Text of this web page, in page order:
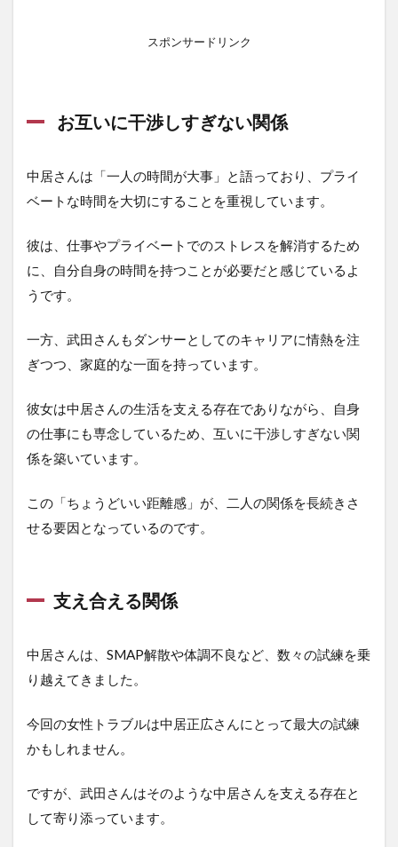
スポンサードリンク
お互いに干渉しすぎない関係
中居さんは「一人の時間が大事」と語っており、プライ
ベートな時間を大切にすることを重視しています。
彼は、仕事やプライベートでのストレスを解消するため
に、自分自身の時間を持つことが必要だと感じているよ
うです。
一方、武田さんもダンサーとしてのキャリアに情熱を注
ぎつつ、家庭的な一面を持っています。
彼女は中居さんの生活を支える存在でありながら、自身
の仕事にも専念しているため、互いに干渉しすぎない関
係を築いています。
この「ちょうどいい距離感」が、二人の関係を長続きさ
せる要因となっているのです。
支え合える関係
中居さんは、SMAP解散や体調不良など、数々の試練を乗
り越えてきました。
今回の女性トラブルは中居正広さんにとって最大の試練
かもしれません。
ですが、武田さんはそのような中居さんを支える存在と
して寄り添っています。